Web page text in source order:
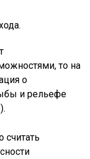
то на
о
и рельефе
).
считать